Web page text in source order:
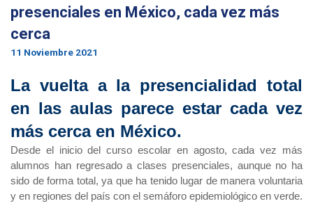
presenciales en México, cada vez más
cerca
11 Noviembre 2021
La vuelta a la presencialidad total
en las aulas parece estar cada vez
más cerca en México.
Desde el inicio del curso escolar en agosto, cada vez más
alumnos han regresado a clases presenciales, aunque no ha
sido de forma total, ya que ha tenido lugar de manera voluntaria
y en regiones del país con el semáforo epidemiológico en verde.